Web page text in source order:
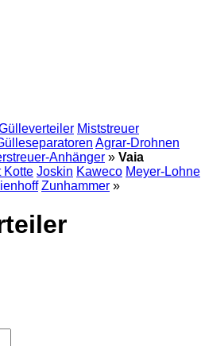
Miststreuer
Agrar-Drohnen
Anhänger » Vaia
Kotte Joskin Kaweco Meyer-Lohne
Zunhammer »